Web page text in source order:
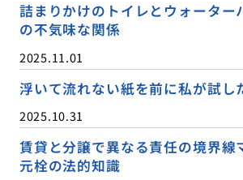
詰まりかけのトイレとウォーター
の不気味な関係
2025.11.01
浮いて流れない紙を前に私が試し
2025.10.31
賃貸と分譲で異なる責任の境界線
元栓の法的知識